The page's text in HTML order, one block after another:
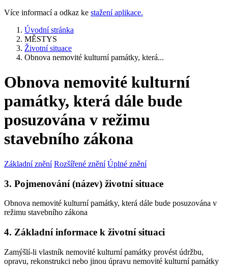
Více informací a odkaz ke stažení aplikace.
Úvodní stránka
MĚSTYS
Životní situace
Obnova nemovité kulturní památky, která...
Obnova nemovité kulturní
památky, která dále bude
posuzována v režimu
stavebního zákona
Základní znění Rozšířené znění Úplné znění
3. Pojmenování (název) životní situace
Obnova nemovité kulturní památky, která dále bude posuzována v
režimu stavebního zákona
4. Základní informace k životní situaci
Zamýšlí-li vlastník nemovité kulturní památky provést údržbu,
opravu, rekonstrukci nebo jinou úpravu nemovité kulturní památky